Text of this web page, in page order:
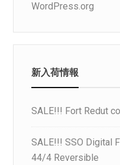
WordPress.org
新入荷情報
SALE!!! Fort Redut
SALE!!! SSO Digital
44/4 Reversible